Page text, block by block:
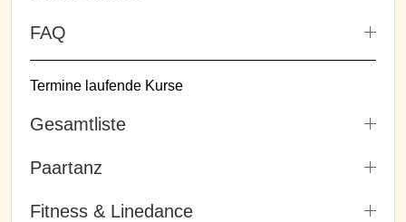
FAQ
Termine laufende Kurse
Gesamtliste
Paartanz
Fitness & Linedance